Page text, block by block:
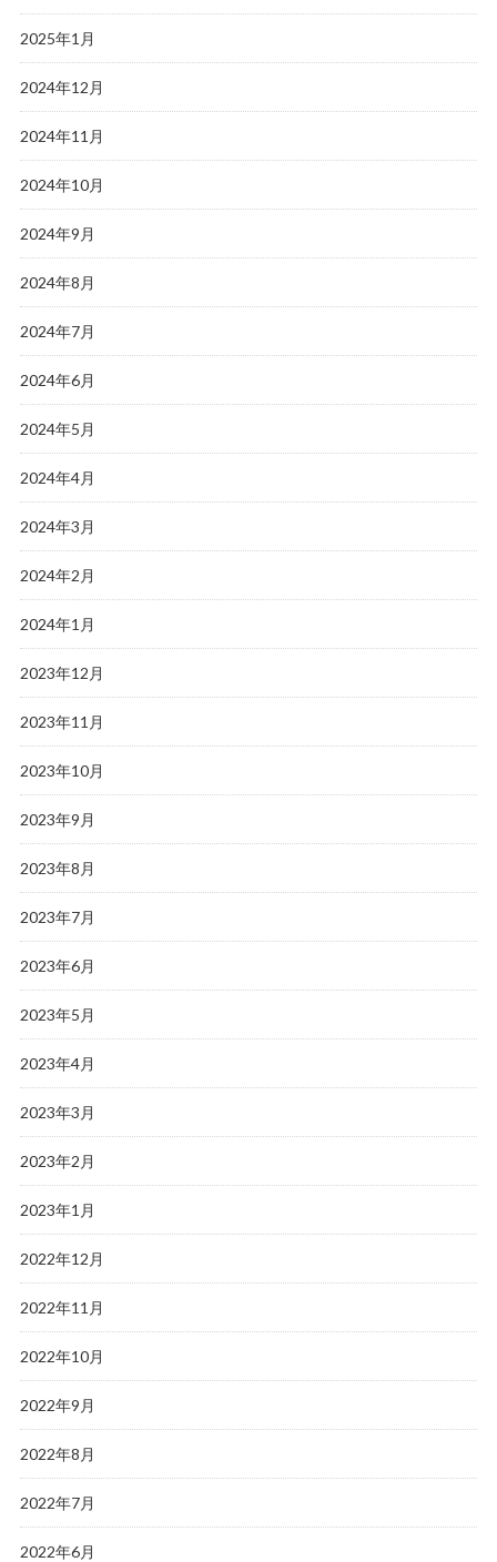
2025年1月
2024年12月
2024年11月
2024年10月
2024年9月
2024年8月
2024年7月
2024年6月
2024年5月
2024年4月
2024年3月
2024年2月
2024年1月
2023年12月
2023年11月
2023年10月
2023年9月
2023年8月
2023年7月
2023年6月
2023年5月
2023年4月
2023年3月
2023年2月
2023年1月
2022年12月
2022年11月
2022年10月
2022年9月
2022年8月
2022年7月
2022年6月